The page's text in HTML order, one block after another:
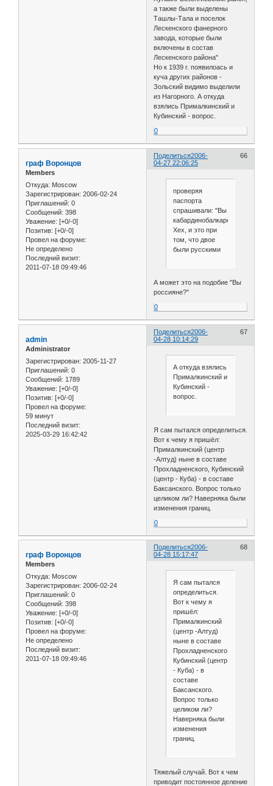
а также были выделены
Ташлы-Тала и поселок
Лескенского фанерного
завода, которые были
включены в состав
Лескенского района"
Но к 1939 г. появилоась и
куча других районов -
Зольский видимо выделили
из Нагорного. А откуда
взялись Прималкинский и
Кубинский - вопрос.
0
Поделиться 66
2006-
04-27 22:06:25
граф Воронцов
Members
Откуда: Moscow
Зарегистрирован: 2006-02-24
Приглашений: 0
Сообщений: 398
Уважение: [+0/-0]
Позитив: [+0/-0]
Провел на форуме:
Не определено
Последний визит:
2011-07-18 09:49:46
проверяя
паспорта
спрашивали: "Вы
кабардинобалкарец?"
Хех, и это при
том, что двое
были русскими
А может это на подобие "Вы
россияне?"
0
Поделиться 67
2006-
04-28 10:14:29
admin
Administrator
Зарегистрирован: 2005-11-27
Приглашений: 0
Сообщений: 1789
Уважение: [+0/-0]
Позитив: [+0/-0]
Провел на форуме:
59 минут
Последний визит:
2025-03-29 16:42:42
А откуда взялись
Прималкинский и
Кубинский -
вопрос.
Я сам пытался определиться.
Вот к чему я пришёл:
Прималкинский (центр
-Алтуд) ныне в составе
Прохладненского, Кубинский
(центр - Куба) - в составе
Баксанского. Вопрос только
целиком ли? Наверняка были
изменения границ.
0
Поделиться 68
2006-
04-28 15:17:47
граф Воронцов
Members
Откуда: Moscow
Зарегистрирован: 2006-02-24
Приглашений: 0
Сообщений: 398
Уважение: [+0/-0]
Позитив: [+0/-0]
Провел на форуме:
Не определено
Последний визит:
2011-07-18 09:49:46
Я сам пытался
определиться.
Вот к чему я
пришёл:
Прималкинский
(центр -Алтуд)
ныне в составе
Прохладненского,
Кубинский (центр
- Куба) - в
составе
Баксанского.
Вопрос только
целиком ли?
Наверняка были
изменения
границ.
Тяжелый случай. Вот к чем
приводит постоянное деление